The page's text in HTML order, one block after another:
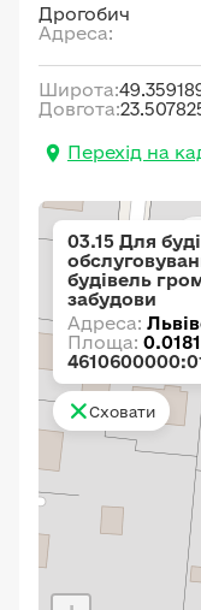
Дрогобич
Адреса:
Широта:
Довгота:
Перехід на
03.15 Для
будівель
забудови
Адреса:
Площа:
Сховати